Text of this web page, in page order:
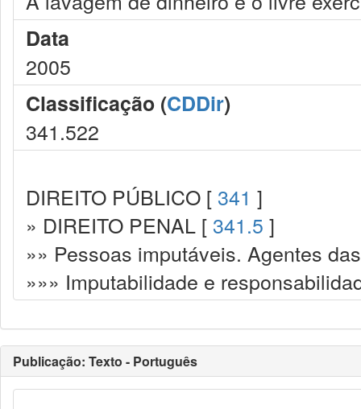
Data
2005
Classificação (CDDir)
341.522
DIREITO PÚBLICO [ 341 ]
» DIREITO PENAL [ 341.5 ]
»» Pessoas imputáveis. Agentes
»»» Imputabilidade e
Publicação: Texto - Português